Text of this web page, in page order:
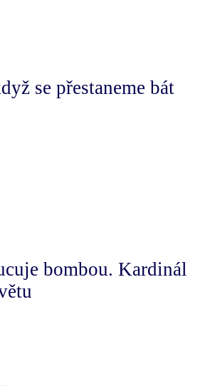
se přestaneme bát
bombou. Kardinál